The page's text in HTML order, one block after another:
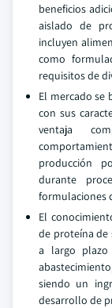
beneficios
aislado de
incluyen
como
requisitos de
El mercado se
con sus
ventaja
producción
durante
formulaciones
El
de proteína de
a largo plazo
siendo un
desarrollo de